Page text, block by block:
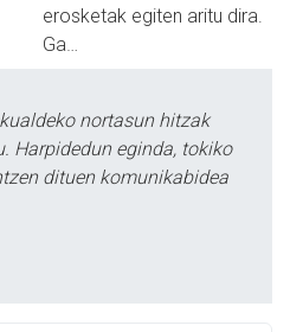
erosketak egiten aritu dira.
Ga…
nortasun hitzak
Harpidedun eginda, tokiko
dituen komunikabidea